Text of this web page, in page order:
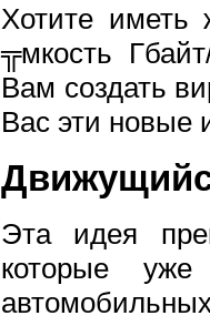
Хотите иметь
╦мкость
Вам создать
Вас эти новые
Эта идея
которые уже